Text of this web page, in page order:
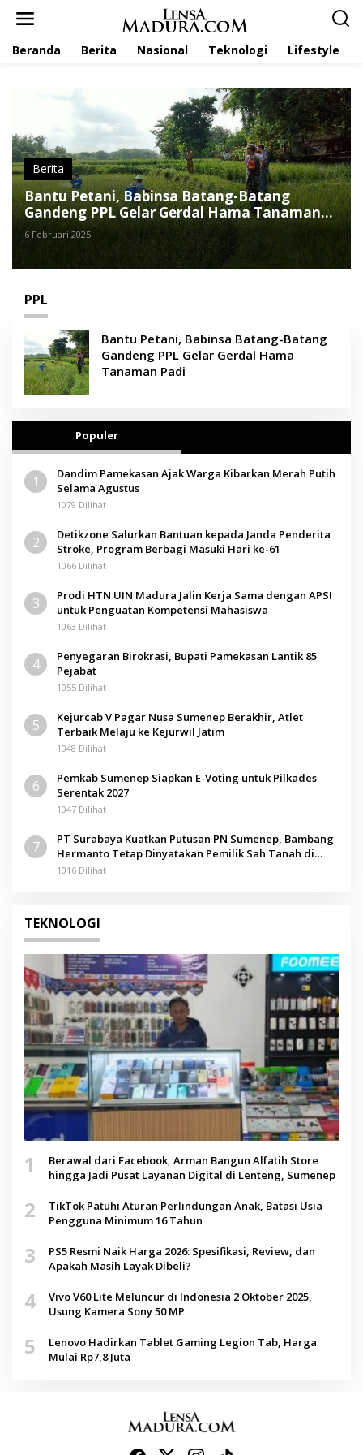
Beranda Berita Nasional Teknologi Lifestyle
Berita
Bantu Petani, Babinsa Batang-Batang
Gandeng PPL Gelar Gerdal Hama Tanaman
Padi
6 Februari 2025
PPL
Bantu Petani, Babinsa Batang-Batang
Gandeng PPL Gelar Gerdal Hama
Tanaman Padi
Populer
1
Dandim Pamekasan Ajak Warga Kibarkan Merah Putih
Selama Agustus
1079 Dilihat
2
Detikzone Salurkan Bantuan kepada Janda Penderita
Stroke, Program Berbagi Masuki Hari ke-61
1066 Dilihat
3
Prodi HTN UIN Madura Jalin Kerja Sama dengan APSI
untuk Penguatan Kompetensi Mahasiswa
1063 Dilihat
4
Penyegaran Birokrasi, Bupati Pamekasan Lantik 85
Pejabat
1055 Dilihat
5
Kejurcab V Pagar Nusa Sumenep Berakhir, Atlet
Terbaik Melaju ke Kejurwil Jatim
1048 Dilihat
6
Pemkab Sumenep Siapkan E-Voting untuk Pilkades
Serentak 2027
1047 Dilihat
7
PT Surabaya Kuatkan Putusan PN Sumenep, Bambang
Hermanto Tetap Dinyatakan Pemilik Sah Tanah di
Pamolokan
1016 Dilihat
TEKNOLOGI
1
Berawal dari Facebook, Arman Bangun Alfatih Store
hingga Jadi Pusat Layanan Digital di Lenteng, Sumenep
2
TikTok Patuhi Aturan Perlindungan Anak, Batasi Usia
Pengguna Minimum 16 Tahun
3
PS5 Resmi Naik Harga 2026: Spesifikasi, Review, dan
Apakah Masih Layak Dibeli?
4
Vivo V60 Lite Meluncur di Indonesia 2 Oktober 2025,
Usung Kamera Sony 50 MP
5
Lenovo Hadirkan Tablet Gaming Legion Tab, Harga
Mulai Rp7,8 Juta